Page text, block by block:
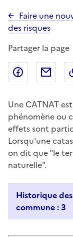
Faire une
des risques
Partager la page
Partager
Une CATNAT
phénomène ou
effets sont
Lorsqu'une
on dit que "le
naturelle".
Historique
commune : 3